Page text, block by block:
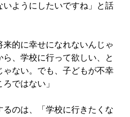
ようにしたいですね」と話
来的に幸せになれないんじゃ
、学校に行って欲しい、と
ゃない。でも、子どもが不幸
ではない」
るのは、「学校に行きたくな